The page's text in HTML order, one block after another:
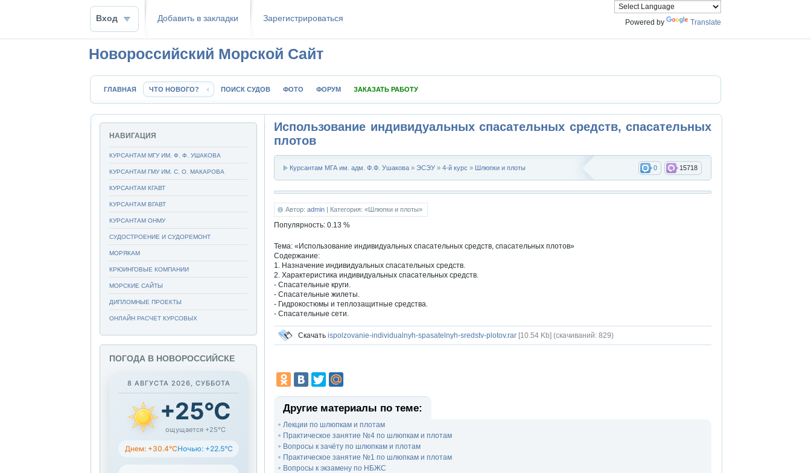
Вход Добавить в закладки Зaрeгиcтpиpoваться Powered by Translate
Новороссийский Морской Сайт
ГЛАВНАЯ ЧТО НОВОГО? ПОИСК СУДОВ ФОТО ФОРУМ ЗАКАЗАТЬ РАБОТУ
Использование индивидуальных спасательных средств, спасательных
плотов
Курсантам МГА им. адм. Ф.Ф. Ушакова » ЭСЭУ » 4-й курс » Шлюпки и плоты 15718
0
Автор: admin | Категория: «Шлюпки и плоты»
Популярность: 0.13 %
Тема: «Использование индивидуальных спасательных средств, спасательных плотов»
Содержание:
1. Назначение индивидуальных спасательных средств.
2. Характеристика индивидуальных спасательных средств.
- Спасательные круги.
- Спасательные жилеты.
- Гидрокостюмы и теплозащитные средства.
- Спасательные сети.
Скачать ispolzovanie-individualnyh-spasatelnyh-sredstv-plotov.rar [10.54 Kb] (cкачиваний: 829)
Другие материалы по теме:
Лекции по шлюпкам и плотам
Практическое занятие №4 по шлюпкам и плотам
Вопросы к зачёту по шлюпкам и плотам
Практическое занятие №1 по шлюпкам и плотам
Вопросы к экзамену по НБЖС
НАВИГАЦИЯ
КУРСАНТАМ МГУ ИМ. Ф. Ф. УШАКОВА
КУРСАНТАМ ГМУ ИМ. С. О. МАКАРОВА
КУРСАНТАМ КГАВТ
КУРСАНТАМ ВГАВТ
КУРСАНТАМ ОНМУ
СУДОСТРОЕНИЕ И СУДОРЕМОНТ
МОРЯКАМ
КРЮИНГОВЫЕ КОМПАНИИ
МОРСКИЕ САЙТЫ
ДИПЛОМНЫЕ ПРОЕКТЫ
ОНЛАЙН РАСЧЕТ КУРСОВЫХ
ПОГОДА В НОВОРОССИЙСКЕ
8 АВГУСТА 2026, СУББОТА
+25°C
ощущается +25°C
Днем: +30.4°CНочью: +22.5°C